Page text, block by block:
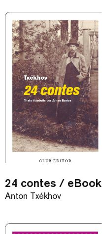
24 contes / eBook
Anton Txékhov